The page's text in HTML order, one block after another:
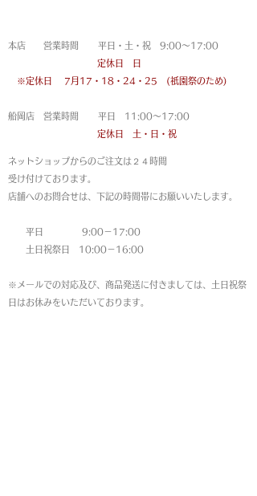
本店 営業時間 平日・土・祝 9:00〜17:00
定休日 日
※定休日 7月17・18・24・25 (祇園祭のため)
船岡店 営業時間 平日 11:00〜17:00
定休日 土・日・祝
ネットショップからのご注文は ２４時間
受け付けております。
店舗へのお問合せは、下記の時間帯にお願いいたします。
平日 9:00－17:00
土日祝祭日 10:00－16:00
※メールでの対応及び、商品発送に付きましては、土日祝祭
日はお休みをいただいております。